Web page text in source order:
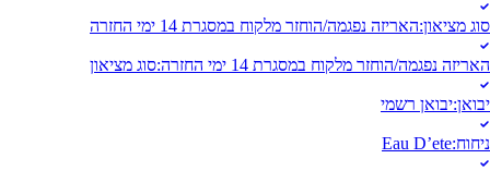
סוג מציאון:האריזה נפגמה/הוחזר מלקוח במסגרת 14 ימי החזרה
האריזה נפגמה/הוחזר מלקוח במסגרת 14 ימי החזרה :סוג מציאון
יבואן:יבואן רשמי
ניחוח:
Eau D’ete